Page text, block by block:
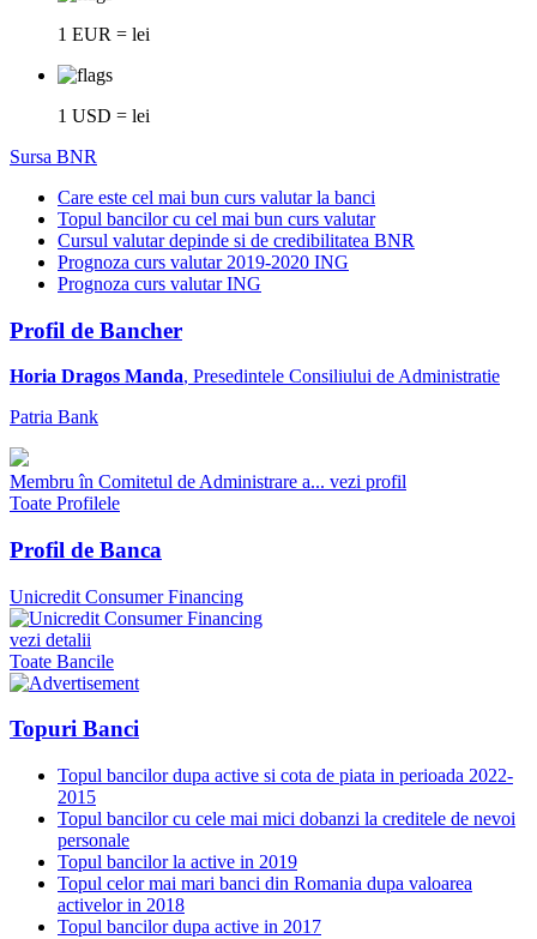
1 EUR = lei
1 USD = lei
Sursa BNR
Care este cel mai bun curs valutar la banci
Topul bancilor cu cel mai bun curs valutar
Cursul valutar depinde si de credibilitatea BNR
Prognoza curs valutar 2019-2020 ING
Prognoza curs valutar ING
Profil de Bancher
Horia Dragos Manda, Presedintele Consiliului de Administratie
Patria Bank
Membru în Comitetul de Administrare a... vezi profil
Toate Profilele
Profil de Banca
Unicredit Consumer Financing
vezi detalii
Toate Bancile
Topuri Banci
Topul bancilor dupa active si cota de piata in perioada 2022-
2015
Topul bancilor cu cele mai mici dobanzi la creditele de nevoi
personale
Topul bancilor la active in 2019
Topul celor mai mari banci din Romania dupa valoarea
activelor in 2018
Topul bancilor dupa active in 2017